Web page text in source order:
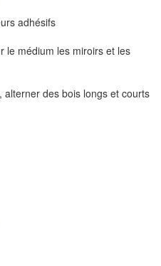
adhésifs
le médium les miroirs et les
alterner des bois longs et courts